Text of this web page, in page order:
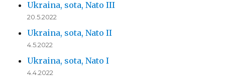
Ukraina, sota, Nato III
20.5.2022
Ukraina, sota, Nato II
4.5.2022
Ukraina, sota, Nato I
4.4.2022